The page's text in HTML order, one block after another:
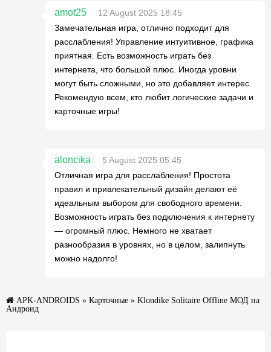
amot25
12 August 2025 18:45
Замечательная игра, отлично подходит для
расслабления! Управление интуитивное, графика
приятная. Есть возможность играть без
интернета, что большой плюс. Иногда уровни
могут быть сложными, но это добавляет интерес.
Рекомендую всем, кто любит логические задачи и
карточные игры!
aloncika
5 August 2025 05:45
Отличная игра для расслабления! Простота
правил и привлекательный дизайн делают её
идеальным выбором для свободного времени.
Возможность играть без подключения к интернету
— огромный плюс. Немного не хватает
разнообразия в уровнях, но в целом, залипнуть
можно надолго!
APK-ANDROIDS » Карточные » Klondike Solitaire Offline МОД на
Андроид